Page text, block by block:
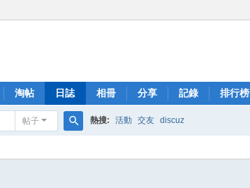
淘帖 日誌 相冊 分享 記錄 排行榜
帖子
索
熱搜: 活動 交友 discuz